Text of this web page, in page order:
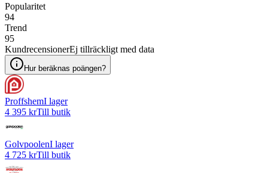
Popularitet
94
Trend
95
KundrecensionerEj tillräckligt med data
Hur beräknas poängen?
ProffshemI lager
4 395 krTill butik
GolvpoolenI lager
4 725 krTill butik